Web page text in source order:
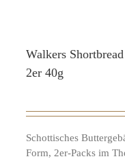
Walkers
2er 40g
Schottisches
Form, 2er-Packs im